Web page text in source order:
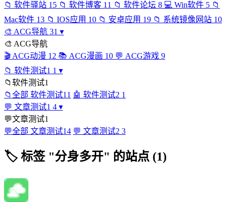
📁 软件驿站 15 📁 软件博客 11 📁 软件论坛 8 💻 Win软件 5 📁
Mac软件 13 📁 IOS应用 10 📁 安卓应用 19 📁 系统镜像网站 10
🎨 ACG导航 31 ▾
🎨 ACG导航
🎬 ACG动漫 12 📚 ACG漫画 10 💬 ACG游戏 9
📁 软件测试1 1 ▾
📁 软件测试1
📁 全部 软件测试1 1 🤖 软件测试2 1
💬 文章测试1 4 ▾
💬文章测试1
💬全部 文章测试14 💬 文章测试2 3
🏷 标签 "分身多开" 的站点 (1)